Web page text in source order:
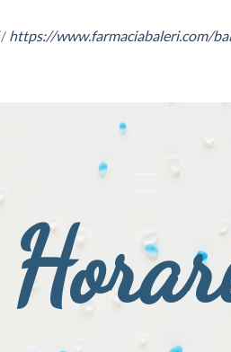
https://www.farmaciabaleri.com/